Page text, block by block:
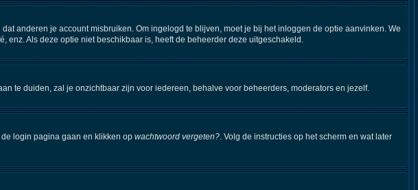
anderen je account misbruiken. Om ingelogd te blijven, moet je bij het inloggen de optie aanvinken. We
enz. Als deze optie niet beschikbaar is, heeft de beheerder deze uitgeschakeld.
te duiden, zal je onzichtbaar zijn voor iedereen, behalve voor beheerders, moderators en jezelf.
login pagina gaan en klikken op wachtwoord vergeten?. Volg de instructies op het scherm en wat later